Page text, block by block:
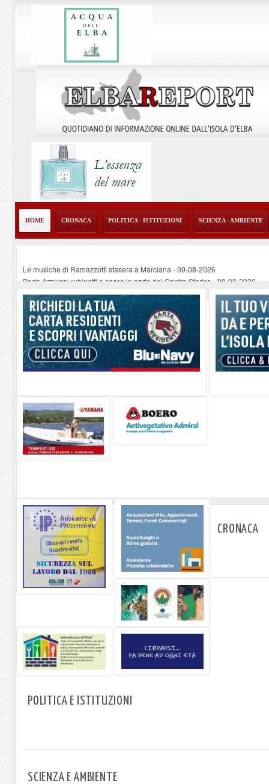
HOME CRONACA POLITICA - ISTITUZIONI SCIENZA - AMBIENTE
Le musiche di Ramazzotti stasera a Marciana -09-08-2026
Porto Azzurro: rubinetti a secco in parte del Centro Storico-09-08-2026
Seccheto acque torbide dopo i lavori notturni in spiagggia
-09-08-2026
Se ccheto acque torbide dopo i lavori notturni in spiaggia
09-08-2026
Se ccheto acque torbide dopo i lavori notturni in spiaggia
09-08-2026
CRONACA
POLITICA E ISTITUZIONI
SCIENZA E AMBIENTE